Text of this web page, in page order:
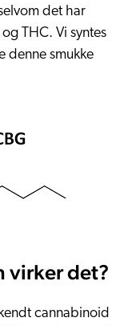
det har
THC. Vi syntes
denne smukke
virker det?
cannabinoid